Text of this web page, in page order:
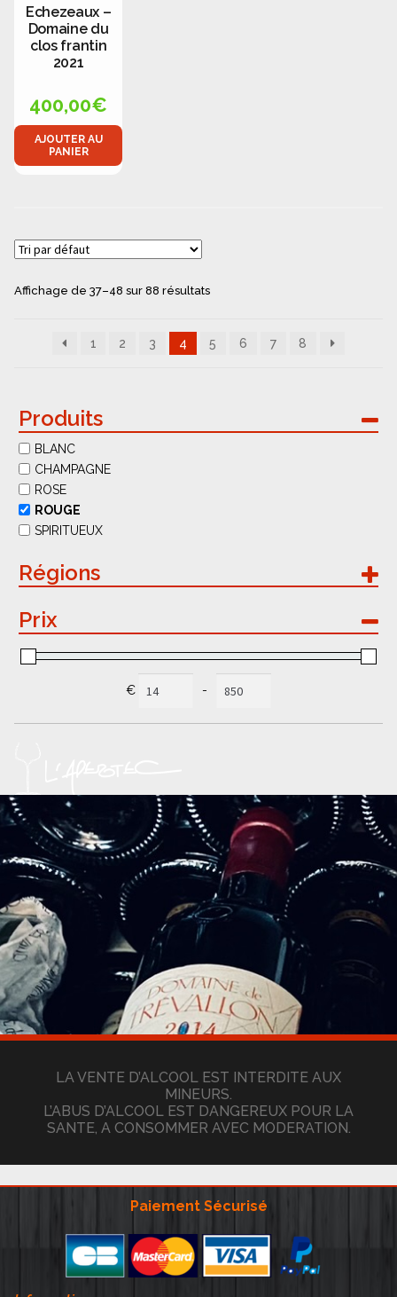
Echezeaux –
Domaine du
clos frantin
2021
400,00€
AJOUTER AU
PANIER
Affichage de 37–48 sur 88 résultats
1 2 3 4 5 6 7 8
Produits
BLANC
CHAMPAGNE
ROSE
ROUGE
SPIRITUEUX
Régions
BOURGOGNE
PROVENCE
Prix
€ -
LA VENTE D’ALCOOL EST INTERDITE AUX
MINEURS.
L’ABUS D’ALCOOL EST DANGEREUX POUR LA
SANTE, A CONSOMMER AVEC MODERATION.
Paiement Sécurisé